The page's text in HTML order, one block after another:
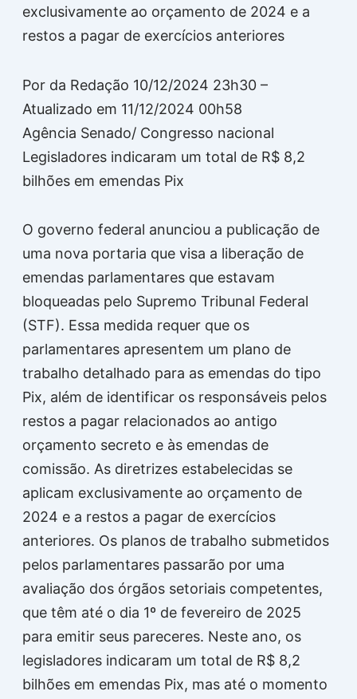
exclusivamente ao orçamento de 2024 e a
restos a pagar de exercícios anteriores
Por da Redação 10/12/2024 23h30 –
Atualizado em 11/12/2024 00h58
Agência Senado/ Congresso nacional
Legisladores indicaram um total de R$ 8,2
bilhões em emendas Pix
O governo federal anunciou a publicação de
uma nova portaria que visa a liberação de
emendas parlamentares que estavam
bloqueadas pelo Supremo Tribunal Federal
(STF). Essa medida requer que os
parlamentares apresentem um plano de
trabalho detalhado para as emendas do tipo
Pix, além de identificar os responsáveis pelos
restos a pagar relacionados ao antigo
orçamento secreto e às emendas de
comissão. As diretrizes estabelecidas se
aplicam exclusivamente ao orçamento de
2024 e a restos a pagar de exercícios
anteriores. Os planos de trabalho submetidos
pelos parlamentares passarão por uma
avaliação dos órgãos setoriais competentes,
que têm até o dia 1º de fevereiro de 2025
para emitir seus pareceres. Neste ano, os
legisladores indicaram um total de R$ 8,2
bilhões em emendas Pix, mas até o momento